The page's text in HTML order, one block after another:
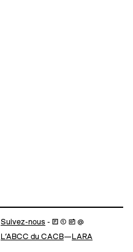
Suivez-nous - 🄵 ⓣ 📷 @
L’ABCC du CACB— LARA